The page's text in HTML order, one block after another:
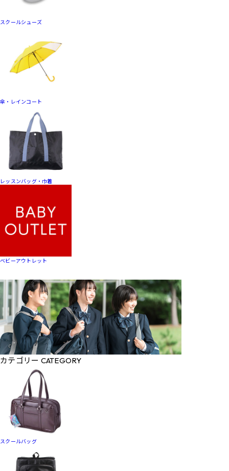
スクールシューズ
傘・レインコート
レッスンバッグ・巾着
ベビーアウトレット
カテゴリー CATEGORY
スクールバッグ